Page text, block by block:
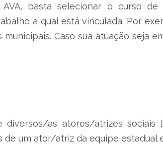
basta selecionar o curso
a qual está vinculada. Por
Caso sua atuação seja
diversos/as atores/atrizes
um ator/atriz da equipe estadual